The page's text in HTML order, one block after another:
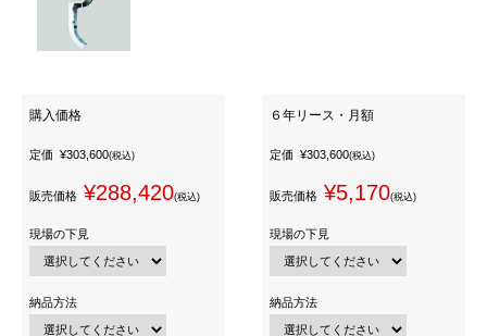
購入価格
定価 ¥303,600(税込)
販売価格 ¥288,420(税込)
現場の下見
納品方法
６年リース・月額
定価 ¥303,600(税込)
販売価格 ¥5,170(税込)
現場の下見
納品方法